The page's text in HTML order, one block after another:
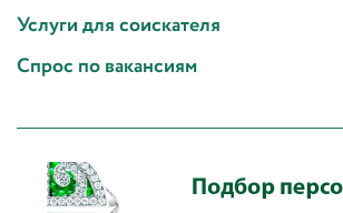
Услуги для соискателя
Спрос по вакансиям